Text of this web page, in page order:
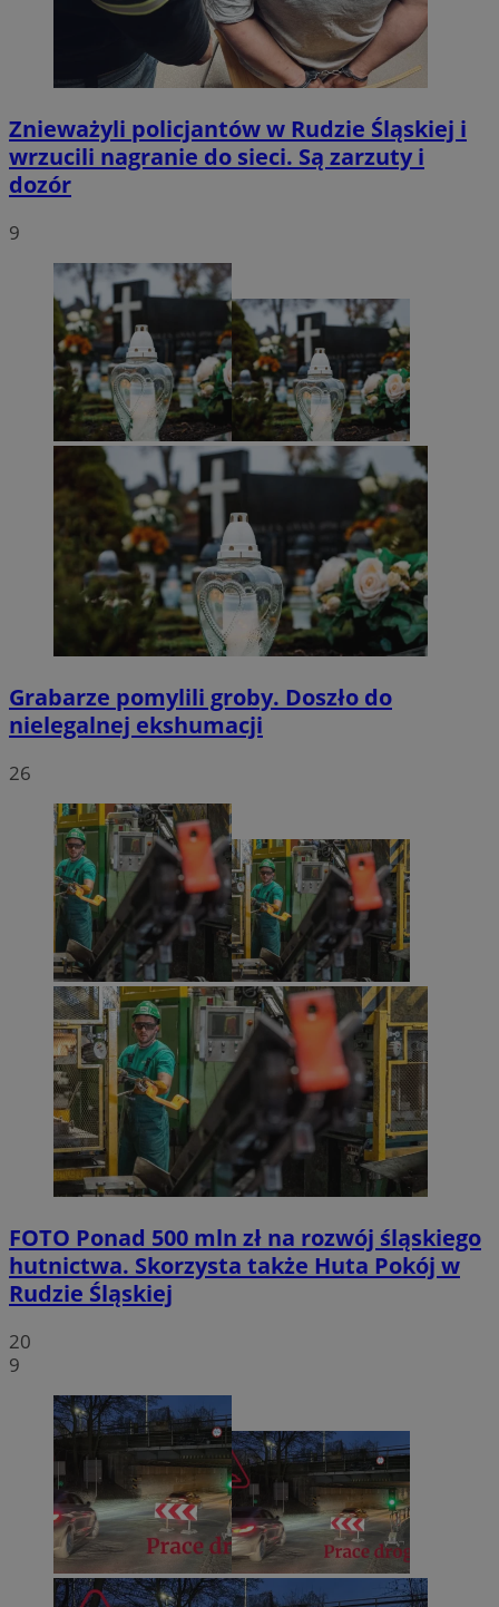
Znieważyli policjantów w Rudzie Śląskiej i
wrzucili nagranie do sieci. Są zarzuty i
dozór
9
Grabarze pomylili groby. Doszło do
nielegalnej ekshumacji
26
FOTO Ponad 500 mln zł na rozwój śląskiego
hutnictwa. Skorzysta także Huta Pokój w
Rudzie Śląskiej
20
9